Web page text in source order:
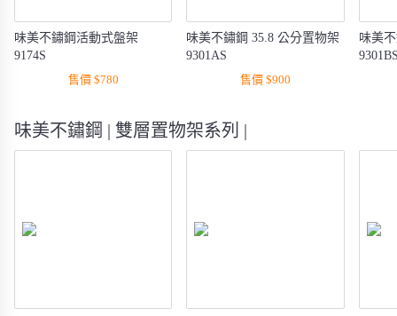
味美不鏽鋼活動式盤架
9174S
售價 $780
味美不鏽鋼 35.8 公分置物架
9301AS
售價 $900
味美
味美不鏽鋼 | 雙層置物架系列 |